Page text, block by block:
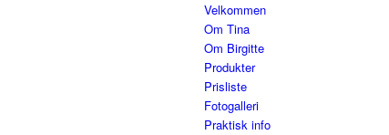
Velkommen
Om Tina
Om Birgitte
Produkter
Prisliste
Fotogalleri
Praktisk info